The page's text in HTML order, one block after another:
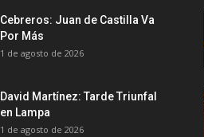
Cebreros: Juan de Castilla Va
Por Más
1 de agosto de 2026
David Martínez: Tarde Triunfal
en Lampa
1 de agosto de 2026